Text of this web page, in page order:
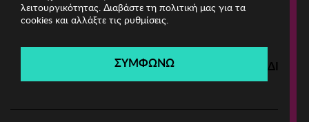
Λήγει σε: 00ημέρες | 00ώρες 00λεπτά 00δευτ.
Filters
λειτουργικότητας. Διαβάστε τη πολιτική μας για τα
cookies και αλλάξτε τις ρυθμίσεις.
ΣΥΜΦΩΝΩ